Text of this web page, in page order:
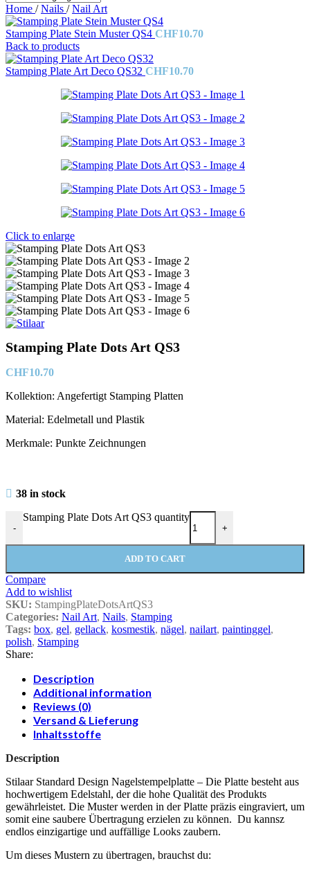
Home / Nails / Nail Art
Stamping Plate Stein Muster QS4 CHF10.70
Back to products
Stamping Plate Art Deco QS32 CHF10.70
Click to enlarge
Stamping Plate Dots Art QS3
CHF10.70
Kollektion: Angefertigt Stamping Platten
Material: Edelmetall und Plastik
Merkmale: Punkte Zeichnungen
38 in stock
-
Stamping Plate Dots Art QS3 quantity
+
ADD TO CART
Compare
Add to wishlist
SKU: StampingPlateDotsArtQS3
Categories: Nail Art, Nails, Stamping
Tags: box, gel, gellack, kosmestik, nägel, nailart, paintinggel,
polish, Stamping
Share:
Description
Additional information
Reviews (0)
Versand & Lieferung
Inhaltsstoffe
Description
Stilaar Standard Design Nagelstempelplatte – Die Platte besteht aus
hochwertigem Edelstahl, der die hohe Qualität des Produkts
gewährleistet. Die Muster werden in der Platte präzis eingraviert, um
somit eine saubere Übertragung erzielen zu können. Du kannsz
endlos einzigartige und auffällige Looks zaubern.
Um dieses Mustern zu übertragen, brauchst du: